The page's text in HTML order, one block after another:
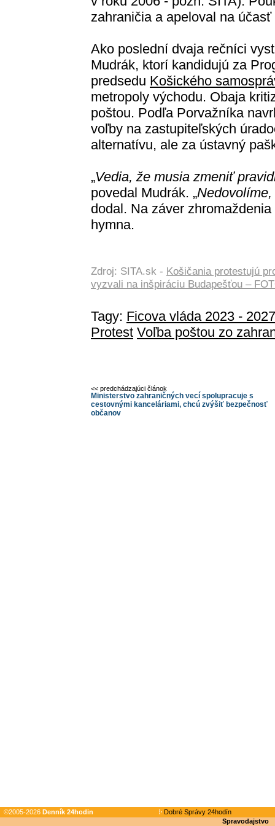
zahraničia a apeloval na
Ako poslední dvaja rečníci
Mudrák, ktorí kandidujú za
predsedu Košického
metropoly východu. Obaja
poštou. Podľa Porvažníka
voľby na zastupiteľských
alternatívu, ale za ústavný
„Vedia, že musia zmeniť
povedal Mudrák. „
dodal. Na záver
hymna.
Zdroj: SITA.sk - Košičania protestujú
vyzvali na inšpiráciu Budapešťou –
Tagy: Ficova vláda 2023 -
Protest Voľba poštou zo
<< predchádzajúci článok
Ministerstvo zahraničných vecí spolupracuje s
cestovnými kanceláriami, chcú zvýšiť bezpečnosť
občanov
©2005-2026 Denník 24hodin
Dobré Správy 24hodín
Spravodajstvo